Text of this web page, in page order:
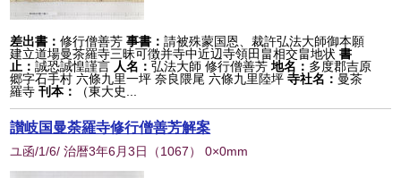
差出書：修行僧善芳 事書：請被殊蒙国恩、裁許弘法大師御本願
建立道場曼茶羅寺三昧可徴并寺中近辺寺領田畠相交畠地状 書
止：誠恐誠惶謹言 人名：弘法大師 修行僧善芳 地名： 多度郡吉原
郷字石手村 六條九里一坪 奈良隈尾 六條九里陸坪 寺社名： 曼茶
羅寺 刊本： （東大史...
讃岐国曼荼羅寺修行僧善芳解案
ユ函/1/6/ 治暦3年6月3日 （1067） 0×0mm